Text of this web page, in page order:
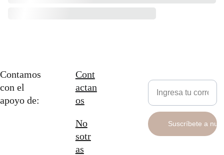
Cont
actan
os
Suscríbete a
Contamos
con el
apoyo de:
No
sotr
as